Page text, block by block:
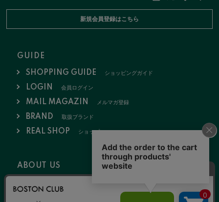
新規会員登録はこちら
GUIDE
SHOPPING GUIDE ショッピングガイド
LOGIN 会員ログイン
MAIL MAGAZIN メルマガ登録
BRAND 取扱ブランド
REAL SHOP ショップ
ABOUT US
特定商取引法